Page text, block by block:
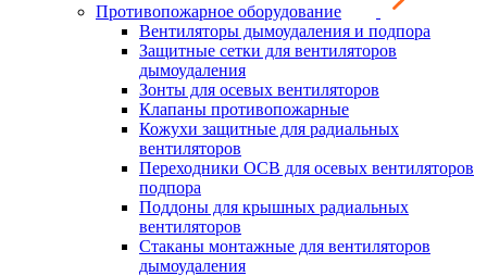
Противопожарное оборудование
Вентиляторы дымоудаления и подпора
Защитные сетки для вентиляторов
дымоудаления
Зонты для осевых вентиляторов
Клапаны противопожарные
Кожухи защитные для радиальных
вентиляторов
Переходники ОСВ для осевых вентиляторов
подпора
Поддоны для крышных радиальных
вентиляторов
Стаканы монтажные для вентиляторов
дымоудаления